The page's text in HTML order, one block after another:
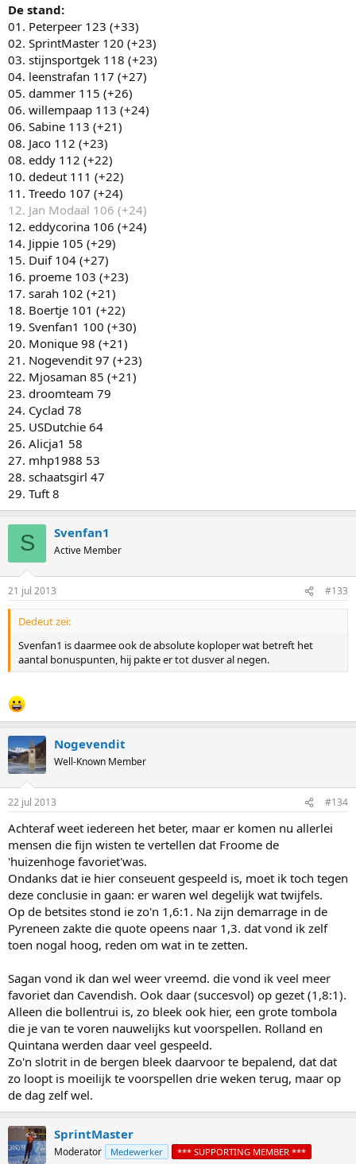
De stand:
01. Peterpeer 123 (+33)
02. SprintMaster 120 (+23)
03. stijnsportgek 118 (+23)
04. leenstrafan 117 (+27)
05. dammer 115 (+26)
06. willempaap 113 (+24)
06. Sabine 113 (+21)
08. Jaco 112 (+23)
08. eddy 112 (+22)
10. dedeut 111 (+22)
11. Treedo 107 (+24)
12. Jan Modaal 106 (+24)
12. eddycorina 106 (+24)
14. Jippie 105 (+29)
15. Duif 104 (+27)
16. proeme 103 (+23)
17. sarah 102 (+21)
18. Boertje 101 (+22)
19. Svenfan1 100 (+30)
20. Monique 98 (+21)
21. Nogevendit 97 (+23)
22. Mjosaman 85 (+21)
23. droomteam 79
24. Cyclad 78
25. USDutchie 64
26. Alicja1 58
27. mhp1988 53
28. schaatsgirl 47
29. Tuft 8
S Svenfan1
Active Member
21 jul 2013 #133
Dedeut zei:
Svenfan1 is daarmee ook de absolute koploper wat betreft het
aantal bonuspunten, hij pakte er tot dusver al negen.
Nogevendit
Well-Known Member
22 jul 2013 #134
Achteraf weet iedereen het beter, maar er komen nu allerlei
mensen die fijn wisten te vertellen dat Froome de
'huizenhoge favoriet'was.
Ondanks dat ie hier conseuent gespeeld is, moet ik toch tegen
deze conclusie in gaan: er waren wel degelijk wat twijfels.
Op de betsites stond ie zo'n 1,6:1. Na zijn demarrage in de
Pyreneen zakte die quote opeens naar 1,3. dat vond ik zelf
toen nogal hoog, reden om wat in te zetten.
Sagan vond ik dan wel weer vreemd. die vond ik veel meer
favoriet dan Cavendish. Ook daar (succesvol) op gezet (1,8:1).
Alleen die bollentrui is, zo bleek ook hier, een grote tombola
die je van te voren nauwelijks kut voorspellen. Rolland en
Quintana werden daar veel gespeeld.
Zo'n slotrit in de bergen bleek daarvoor te bepalend, dat dat
zo loopt is moeilijk te voorspellen drie weken terug, maar op
de dag zelf wel.
SprintMaster
Moderator Medewerker *** SUPPORTING MEMBER ***